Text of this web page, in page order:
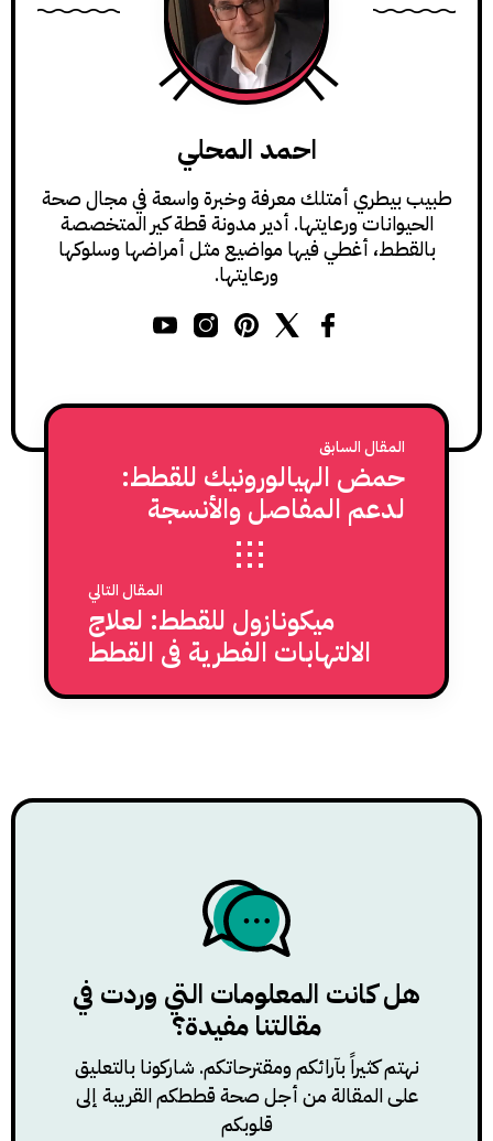
احمد المحلي
طبيب بيطري أمتلك معرفة وخبرة واسعة في مجال صحة
الحيوانات ورعايتها. أدير مدونة قطة كير المتخصصة
بالقطط، أغطي فيها مواضيع مثل أمراضها وسلوكها
ورعايتها.
المقال السابق
حمض الهيالورونيك للقطط:
لدعم المفاصل والأنسجة
المقال التالي
ميكونازول للقطط: لعلاج
الالتهابات الفطرية في القطط
هل كانت المعلومات التي وردت في
مقالتنا مفيدة؟
نهتم كثيراً بآرائكم ومقترحاتكم. شاركونا بالتعليق
على المقالة من أجل صحة قططكم القريبة إلى
قلوبكم